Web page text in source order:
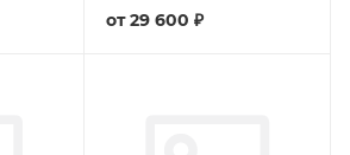
от29 600 ₽